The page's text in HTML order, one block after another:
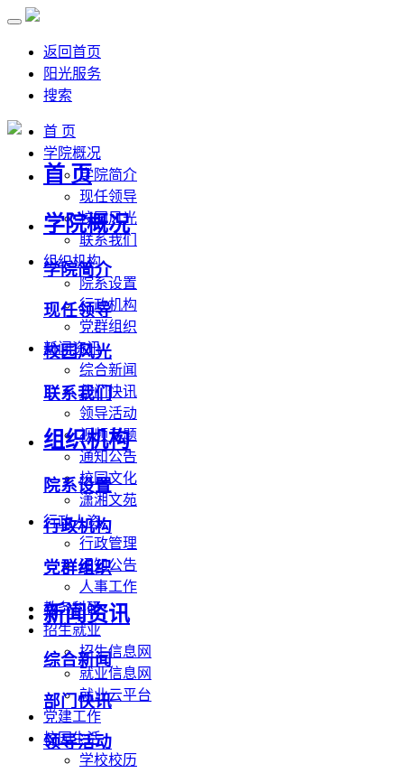
返回首页
阳光服务
搜索
首 页
学院概况
学院简介
现任领导
校园风光
联系我们
组织机构
院系设置
行政机构
党群组织
新闻资讯
综合新闻
部门快讯
领导活动
视频专题
通知公告
校园文化
潇湘文苑
行政人资
行政管理
通知公告
人事工作
教务科研
招生就业
招生信息网
就业信息网
就业云平台
党建工作
校园生活
学校校历
首 页
学院概况
学院简介
现任领导
校园风光
联系我们
组织机构
院系设置
行政机构
党群组织
新闻资讯
综合新闻
部门快讯
领导活动